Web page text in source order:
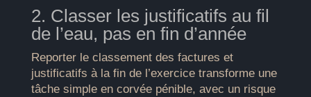
2. Classer les justificatifs au fil
de l’eau, pas en fin d’année
Reporter le classement des factures et
justificatifs à la fin de l’exercice transforme une
tâche simple en corvée pénible, avec un risque